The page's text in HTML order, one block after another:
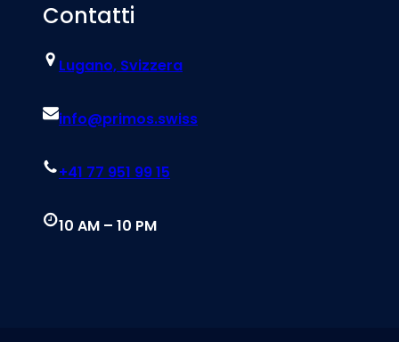
Contatti
Lugano, Svizzera
info@primos.swiss
+41 77 951 99 15
10 AM – 10 PM